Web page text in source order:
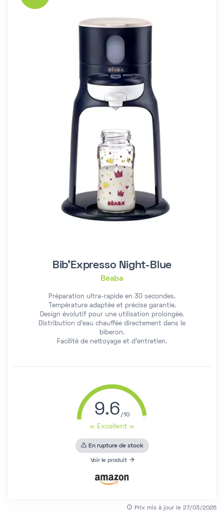
Bib'Expresso Night-Blue
Béaba
Préparation ultra-rapide en 30 secondes.
Température adaptée et précise garantie.
Design évolutif pour une utilisation prolongée.
Distribution d'eau chauffée directement dans le
biberon.
Facilité de nettoyage et d'entretien.
9.6
« Excellent »
En rupture de stock
Voir le produit
Prix mis à jour le 27/03/2026